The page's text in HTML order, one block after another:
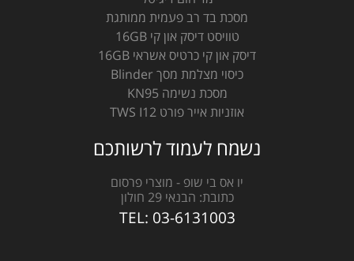
מסכת בד רב פעמית ממותגת
טוויסט דיסק און קי 16GB
דיסק און קי כרטיס אשראי 16GB
כיסוי מצלמת מסך Blinder
מסכת נשימה KN95
אוזניות אייר פורט TWS I12
נשמח לעמוד לרשותכם
יו אס בי שופ - מוצרי פרסום
כתובת: הבנאי 29 חולון
TEL: 03-6131003